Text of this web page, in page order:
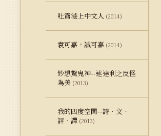
吐露港上中文人 (2014)
袁可嘉，誠可嘉 (2014)
妙想驚鬼神--述達利之反怪
為美 (2013)
我的四度空間--詩．文．
評．譯 (2013)